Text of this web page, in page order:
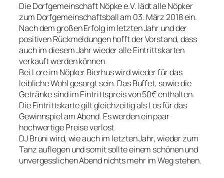
Die Dorfgemeinschaft Nöpke e.V. lädt alle Nöpker
zum Dorfgemeinschaftsball am 03. März 2018 ein.
Nach dem großen Erfolg im letzten Jahr und der
positiven Rückmeldungen hofft der Vorstand, dass
auch im diesem Jahr wieder alle Eintrittskarten
verkauft werden können.
Bei Lore im Nöpker Bierhuswird wieder für das
leibliche Wohl gesorgt sein. Das Buffet, sowie die
Getränke sind im Eintrittspreis von 50€ enthalten.
Die Eintrittskarte gilt gleichzeitig als Los für das
Gewinnspiel am Abend. Es werden ein paar
hochwertige Preise verlost.
DJ Bruni wird, wie auch im letzten Jahr, wieder zum
Tanz auflegen und somit sollte einem schönen und
unvergesslichen Abend nichts mehr im Weg stehen.